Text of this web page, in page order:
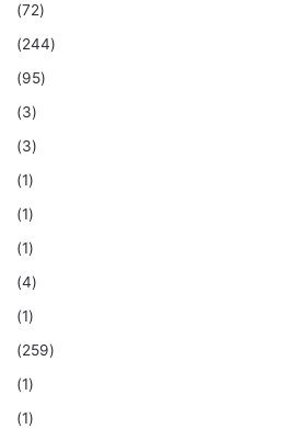
(72)
(244)
(95)
(3)
(3)
(1)
(1)
(1)
(4)
(1)
(259)
(1)
(1)